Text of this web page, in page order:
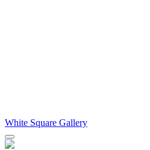
White Square Gallery